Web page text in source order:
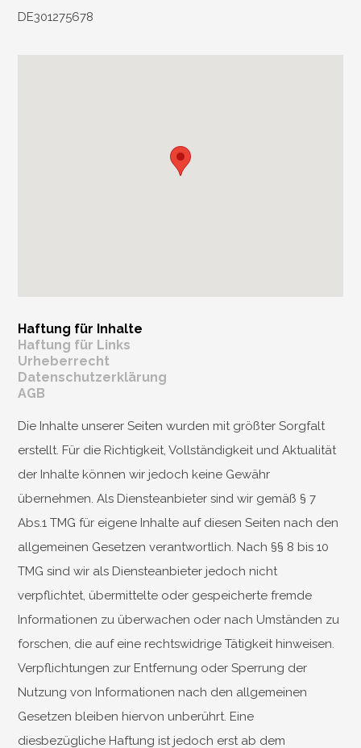
DE301275678
Haftung für Inhalte
Haftung für Links
Urheberrecht
Datenschutzerklärung
AGB
Die Inhalte unserer Seiten wurden mit größter Sorgfalt
erstellt. Für die Richtigkeit, Vollständigkeit und Aktualität
der Inhalte können wir jedoch keine Gewähr
übernehmen. Als Diensteanbieter sind wir gemäß § 7
Abs.1 TMG für eigene Inhalte auf diesen Seiten nach den
allgemeinen Gesetzen verantwortlich. Nach §§ 8 bis 10
TMG sind wir als Diensteanbieter jedoch nicht
verpflichtet, übermittelte oder gespeicherte fremde
Informationen zu überwachen oder nach Umständen zu
forschen, die auf eine rechtswidrige Tätigkeit hinweisen.
Verpflichtungen zur Entfernung oder Sperrung der
Nutzung von Informationen nach den allgemeinen
Gesetzen bleiben hiervon unberührt. Eine
diesbezügliche Haftung ist jedoch erst ab dem